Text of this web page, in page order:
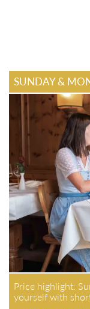
SUNDAY &
Price highlight:
yourself with